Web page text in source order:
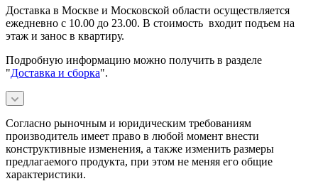
Доставка в Москве и Московской области осуществляется
ежедневно с 10.00 до 23.00. В стоимость входит подъем на
этаж и занос в квартиру.
Подробную информацию можно получить в разделе
"Доставка и сборка".
Согласно рыночным и юридическим требованиям
производитель имеет право в любой момент внести
конструктивные изменения, а также изменить размеры
предлагаемого продукта, при этом не меняя его общие
характеристики.